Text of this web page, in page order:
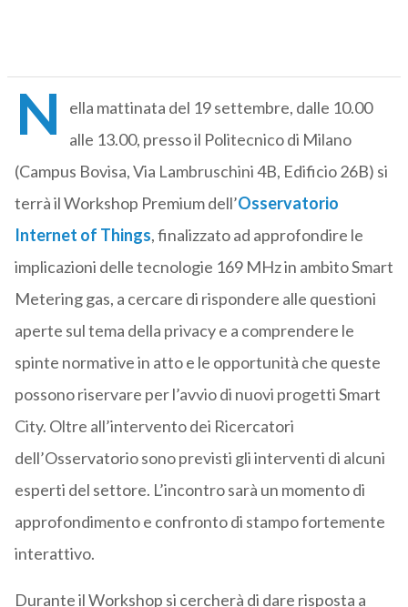
N
ella mattinata del 19 settembre, dalle 10.00
alle 13.00, presso il Politecnico di Milano
(Campus Bovisa, Via Lambruschini 4B, Edificio 26B) si
terrà il Workshop Premium dell’Osservatorio
Internet of Things, finalizzato ad approfondire le
implicazioni delle tecnologie 169 MHz in ambito Smart
Metering gas, a cercare di rispondere alle questioni
aperte sul tema della privacy e a comprendere le
spinte normative in atto e le opportunità che queste
possono riservare per l’avvio di nuovi progetti Smart
City. Oltre all’intervento dei Ricercatori
dell’Osservatorio sono previsti gli interventi di alcuni
esperti del settore. L’incontro sarà un momento di
approfondimento e confronto di stampo fortemente
interattivo.
Durante il Workshop si cercherà di dare risposta a